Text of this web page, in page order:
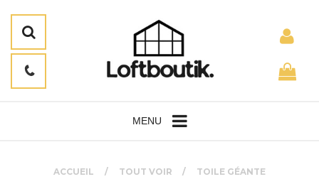
MENU
ACCUEIL TOUT VOIR TOILE GÉANTE